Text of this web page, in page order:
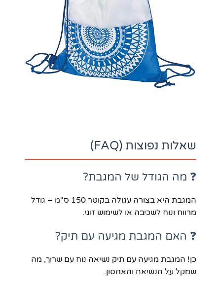
שאלות נפוצות (FAQ)
❓ מה הגודל של המגבת?
המגבת היא בצורה עגולה בקוטר 150 ס"מ – גודל
מרווח ונוח לשכיבה או לשימוש זוגי.
❓ האם המגבת מגיעה עם תיק?
כן! המגבת מגיעה עם תיק נשיאה נוח עם שרוך, מה
שמקל על הנשיאה והאחסון.